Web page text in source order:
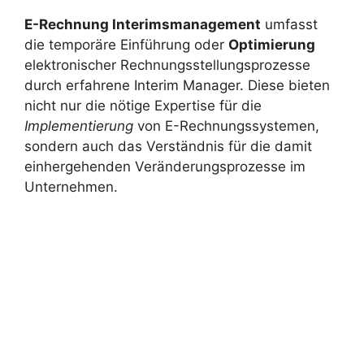
E-Rechnung Interimsmanagement umfasst
die temporäre Einführung oder Optimierung
elektronischer Rechnungsstellungsprozesse
durch erfahrene Interim Manager. Diese bieten
nicht nur die nötige Expertise für die
Implementierung von E-Rechnungssystemen,
sondern auch das Verständnis für die damit
einhergehenden Veränderungsprozesse im
Unternehmen.